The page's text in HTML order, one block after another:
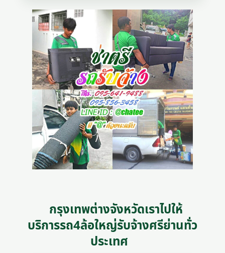
กรุงเทพต่างจังหวัดเราไปให้
บริการรถ4ล้อใหญ่รับจ้างศรีย่านทั่ว
ประเทศ